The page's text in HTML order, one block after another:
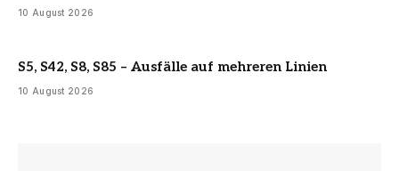
10 August 2026
S5, S42, S8, S85 – Ausfälle auf mehreren Linien
10 August 2026